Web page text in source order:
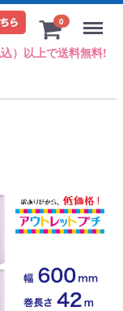
0
）以上で送料無料!
Menu